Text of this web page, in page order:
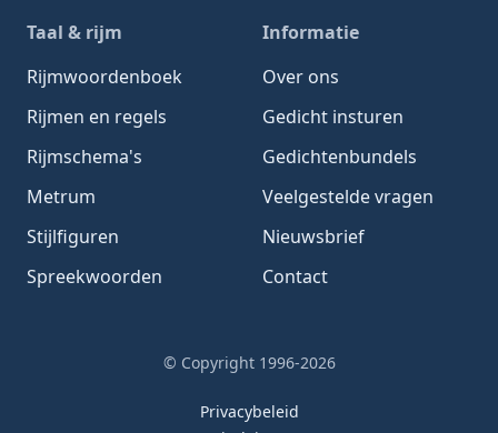
Taal & rijm
Rijmwoordenboek
Rijmen en regels
Rijmschema's
Metrum
Stijlfiguren
Spreekwoorden
Informatie
Over ons
Gedicht insturen
Gedichtenbundels
Veelgestelde vragen
Nieuwsbrief
Contact
© Copyright 1996-2026
Privacybeleid